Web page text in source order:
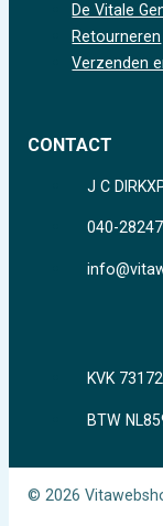
De Vitale
Retourneren
Verzenden
CONTACT
J C
040-
KVK
BTW
© 2026